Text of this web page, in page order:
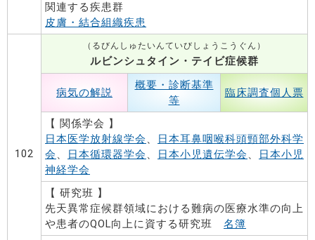
関連する疾患群
皮膚・結合組織疾患
102
（るびんしゅたいんていびしょうこうぐん）
ルビンシュタイン・テイビ症候群
病気の解説
概要・診断基準
等
臨床調査個人票
【 関係学会 】
日本医学放射線学会 、
日本耳鼻咽喉科頭頸部外科学
会 、 日本循環器学会 、 日本小児遺伝学会 、
日本小児
神経学会
【 研究班 】
先天異常症候群領域における難病の医療水準の向上
や患者のQOL向上に資する研究班 名簿